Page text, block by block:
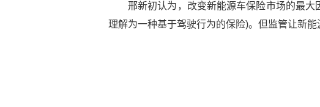
邢新初认为，改变新能源车保险市场的最
理解为一种基于驾驶行为的保险)。但监管让新